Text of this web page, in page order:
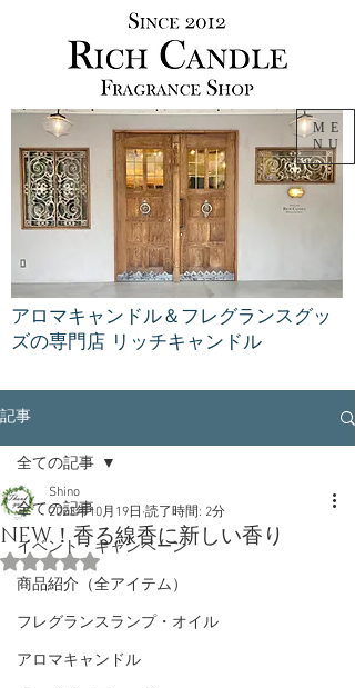
アロマキャンドル＆フレグランスグッ
ズの専門店 リッチキャンドル
ME
NU
記事
全ての記事
イベント・キャンペーン
商品紹介（全アイテム）
フレグランスランプ・オイル
アロマキャンドル
全ての記事
NEW！香る線香に新しい香り
Shino
2023年10月19日 読了時間: 2分
5つ星のうちNaNと評価されています。